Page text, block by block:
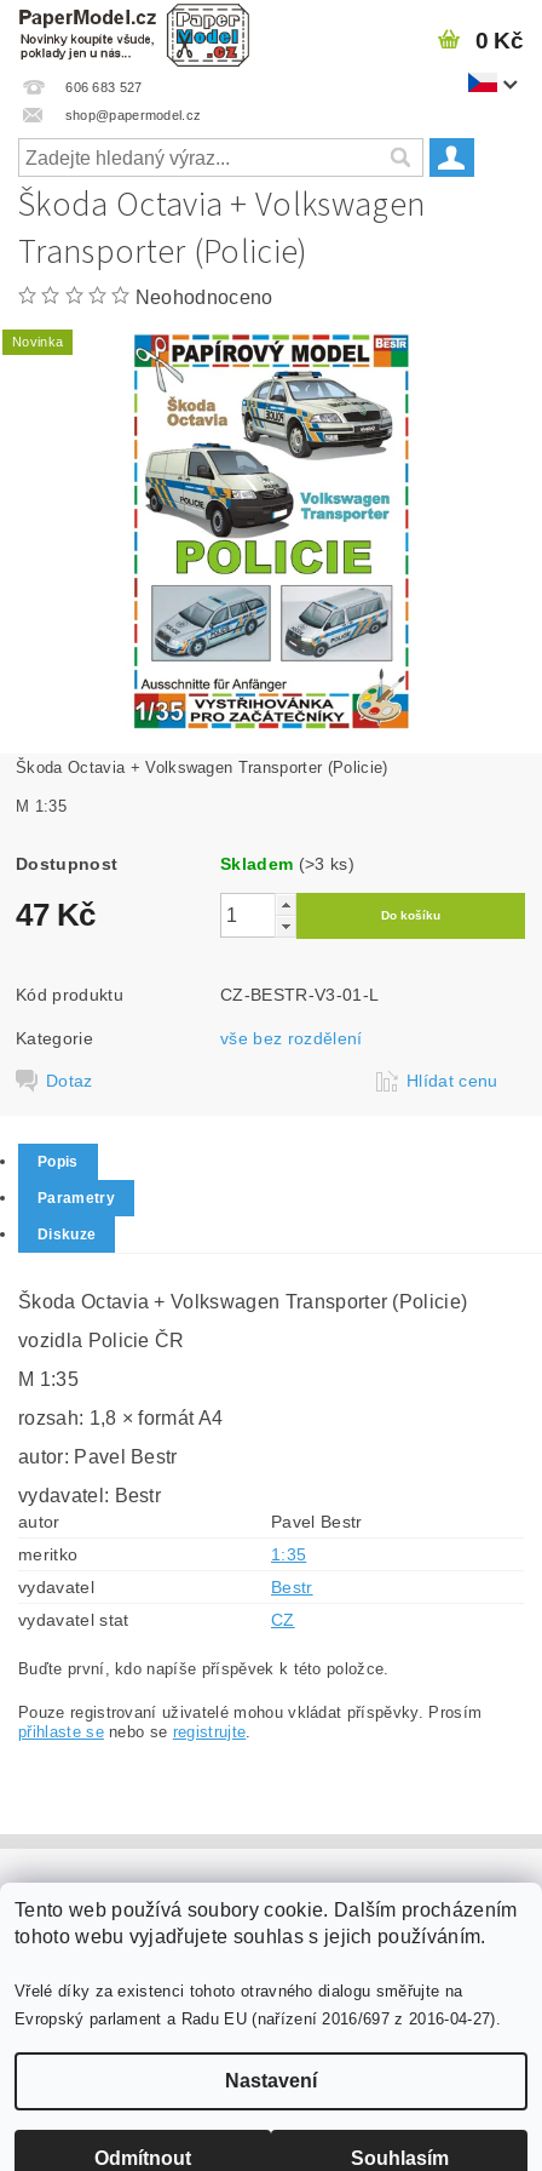
606 683 527
shop@papermodel.cz
0 Kč
Škoda Octavia + Volkswagen
Transporter (Policie)
Neohodnoceno
Novinka
Škoda Octavia + Volkswagen Transporter (Policie)
M 1:35
Dostupnost Skladem (>3 ks)
47 Kč
Kód produktu CZ-BESTR-V3-01-L
Kategorie vše bez rozdělení
Dotaz Hlídat cenu
Popis
Parametry
Diskuze
Škoda Octavia + Volkswagen Transporter (Policie)
vozidla Policie ČR
M 1:35
rozsah: 1,8 × formát A4
autor: Pavel Bestr
vydavatel: Bestr
autor
Pavel Bestr
meritko
1:35
vydavatel
Bestr
vydavatel stat
CZ
Buďte první, kdo napíše příspěvek k této položce.
Pouze registrovaní uživatelé mohou vkládat příspěvky. Prosím
přihlaste senebo se registrujte.
Vytvořil Shoptet
Tento web používá soubory cookie. Dalším procházením
tohoto webu vyjadřujete souhlas s jejich používáním.
Vřelé díky za existenci tohoto otravného dialogu směřujte na
Evropský parlament a Radu EU (nařízení 2016/697 z 2016-04-27).
Nastavení
Odmítnout Souhlasím